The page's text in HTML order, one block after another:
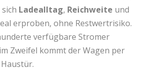
Ladealltag, Reichweite und
erproben, ohne Restwertrisiko.
verfügbare Stromer
Zweifel kommt der Wagen per